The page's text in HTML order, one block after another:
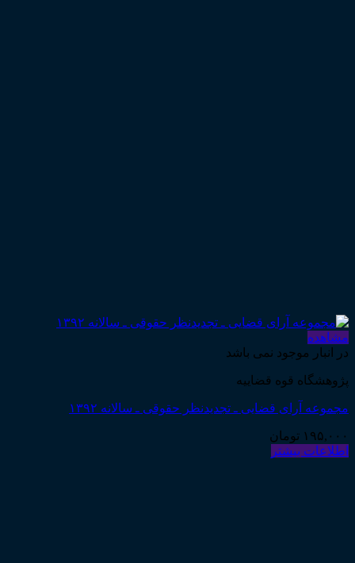
مشاهده
در انبار موجود نمی باشد
پژوهشگاه قوه قضاییه
مجموعه آرای قضایی ـ تجدیدنظر حقوقی ـ سالانه ۱۳۹۲
۱۹۵,۰۰۰ تومان
اطلاعات بیشتر